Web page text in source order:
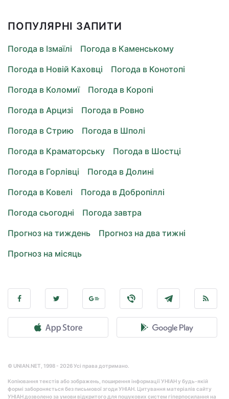
ПОПУЛЯРНІ ЗАПИТИ
Погода в Ізмаїлі
Погода в Каменському
Погода в Новій Каховці
Погода в Конотопі
Погода в Коломиї
Погода в Коропі
Погода в Арцизі
Погода в Ровно
Погода в Стрию
Погода в Шполі
Погода в Краматорську
Погода в Шостці
Погода в Горлівці
Погода в Долині
Погода в Ковелі
Погода в Добропіллі
Погода сьогодні
Погода завтра
Прогноз на тиждень
Прогноз на два тижні
Прогноз на місяць
© UNIAN.NET, 1998 - 2026 Усі права дотримано.
Копіювання текстів або зображень, поширення інформації УНІАН у будь-якій
формі забороняється без письмової згоди УНІАН. Цитування матеріалів сайту
УНІАН дозволено за умови відкритого для пошукових систем гіперпосилання на